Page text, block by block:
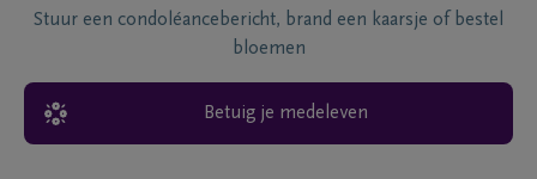
Stuur een condoléancebericht, brand een kaarsje of bestel
bloemen
Betuig je medeleven